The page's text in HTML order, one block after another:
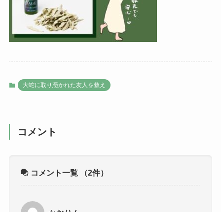
大蛇に取り憑かれた友人を救え
コメント
コメント一覧 （2件）